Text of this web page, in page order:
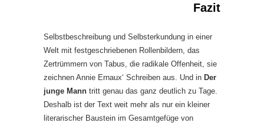
Fazit
Selbstbeschreibung und Selbsterkundung in einer
Welt mit festgeschriebenen Rollenbildern, das
Zertrümmern von Tabus, die radikale Offenheit, sie
zeichnen Annie Ernaux‘ Schreiben aus. Und in Der
junge Mann tritt genau das ganz deutlich zu Tage.
Deshalb ist der Text weit mehr als nur ein kleiner
literarischer Baustein im Gesamtgefüge von